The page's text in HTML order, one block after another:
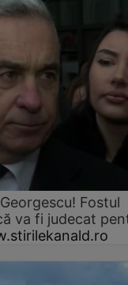
Fostul
va fi judecat